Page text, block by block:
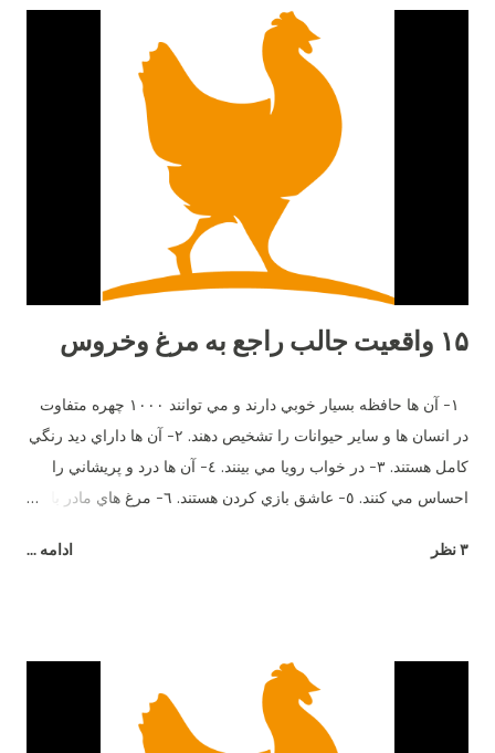
۱۵ واقعیت جالب راجع به مرغ وخروس
١- آن ها حافظه بسيار خوبي دارند و مي توانند ١٠٠٠ چهره متفاوت
در انسان ها و ساير حيوانات را تشخيص دهند. ٢- آن ها داراي ديد رنگي
كامل هستند. ٣- در خواب رويا مي بينند. ٤- آن ها درد و پريشاني را
احساس مي كنند. ٥- عاشق بازي كردن هستند. ٦- مرغ هاي مادر با
بيش از ٣٠ صداي مختلف دارند. هر صداي معني ويژه اي و زبان
وقتي مضطرب مي شوند پَر هايشان مي ريزد. ١٢- نوك آن ها در
صورت جراحت خونريزي مي كند. ١٣- خروس براي جلب توجه مرغ
۳ نظر ادامه ...